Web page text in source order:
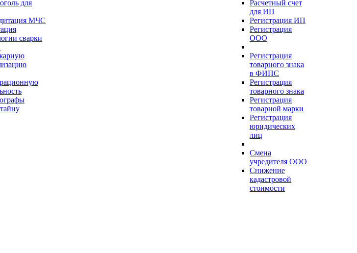
для
МЧС
сварки
Расчетный счет
для ИП
Регистрация ИП
Регистрация
ООО
Регистрация
товарного знака
в ФИПС
Регистрация
товарного знака
Регистрация
товарной марки
Регистрация
юридических
лиц
Смена
учредителя ООО
Снижение
кадастровой
стоимости